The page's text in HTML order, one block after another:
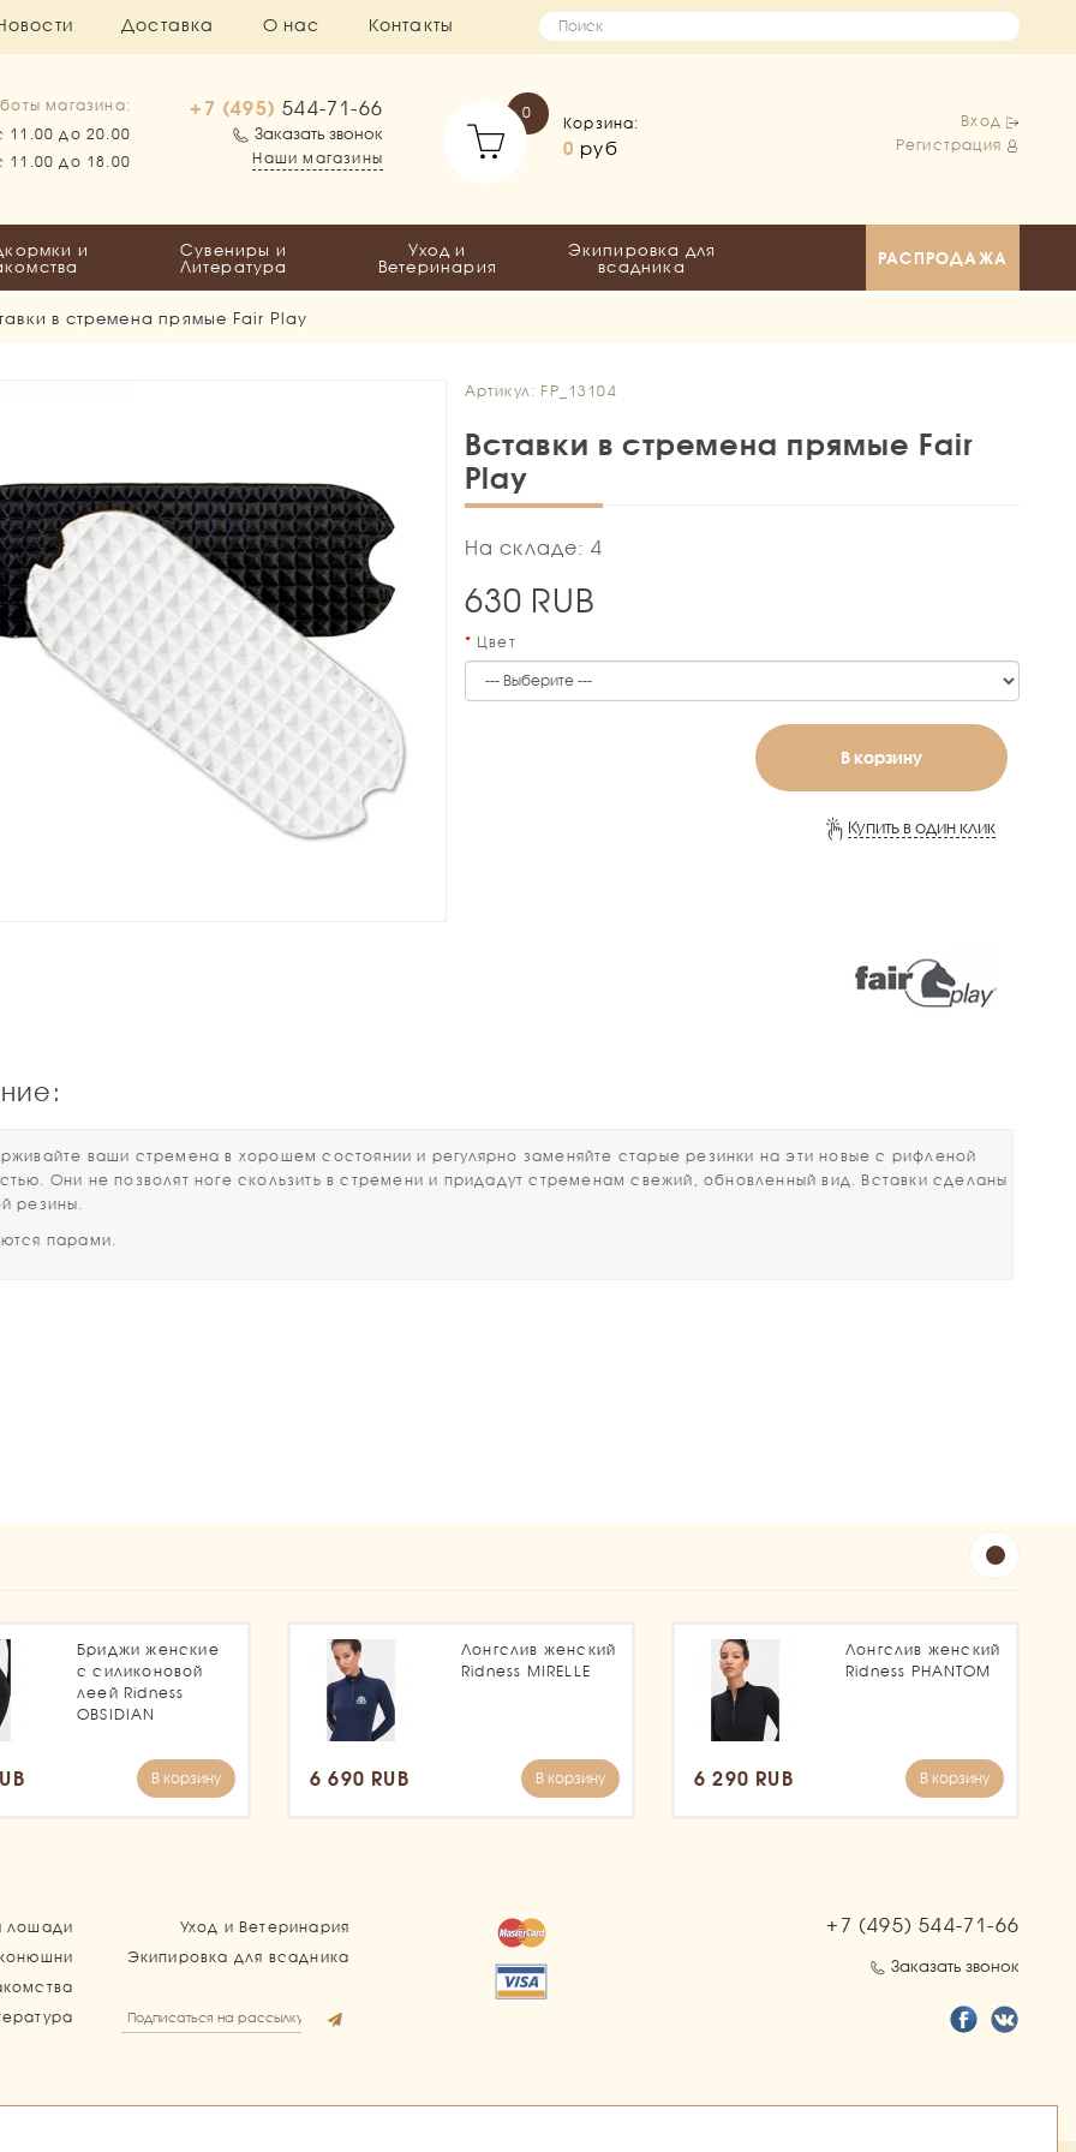
Доставка О нас Контакты
магазина:
11.00 до 20.00
11.00 до 18.00
+7 (495) 544-71-66
Заказать звонок
Наши магазины
0
Корзина:
0 руб
Вход
Регистрация
и
Сувениры и
Литература
Уход и
Ветеринария
Экипировка для
всадника
РАСПРОДАЖА
в стремена прямые Fair Play
Артикул: FP_13104
Вставки в стремена прямые Fair
Play
На складе: 4
630 RUB
Цвет
В корзину
Купить в один клик
ваши стремена в хорошем состоянии и регулярно заменяйте старые резинки на эти новые с рифленой
Они не позволят ноге скользить в стремени и придадут стременам свежий, обновленный вид. Вставки сделаны
резины.
парами.
Бриджи женские
с силиконовой
леей Ridness
OBSIDIAN
В корзину
Лонгслив женский
Ridness MIRELLE
6 690 RUB В корзину
Лонгслив женский
Ridness PHANTOM
6 290 RUB В корзину
лошади
Уход и Ветеринария
Экипировка для всадника
+7 (495) 544-71-66
Заказать звонок